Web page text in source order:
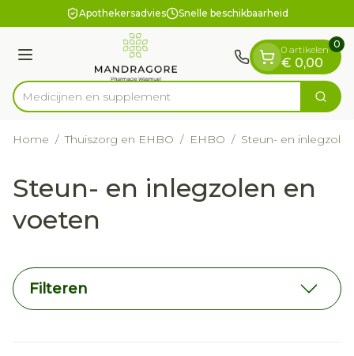
Ga naar de inhoudApothekersadvies Snelle beschikbaarheid
Menu
Product, merk, categorie...
Medic Zoek
0 artikelen
€ 0,00
0
Home / Thuiszorg en EHBO / EHBO / Steun- en
Steun- en inlegzolen en
voeten
Filteren